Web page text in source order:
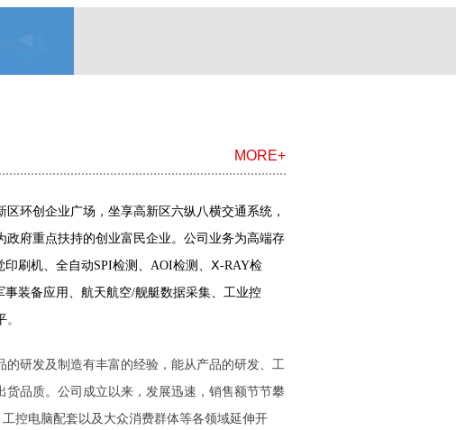
MORE+
环创企业广场，坐享高新区六纵八横交通系统，
府重点扶持的创业富民企业。公司业务为高端存
刷机、全自动SPI检测、AOI检测、Ⅹ-RAY检
装备应用、航天航空/舰艇数据采集、工业控
。
研发及制造有丰富的经验，能从产品的研发、工
品质。公司成立以来，发展迅速，销售额节节攀
控电脑配套以及大众消费群体等各领域延伸开